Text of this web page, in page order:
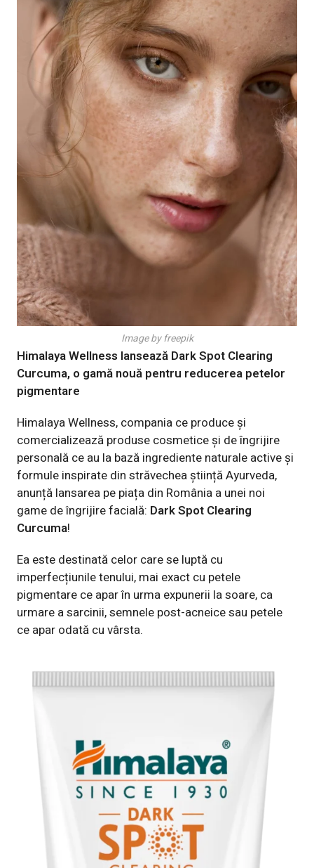
Image by freepik
Himalaya Wellness lansează Dark Spot Clearing
Curcuma, o gamă nouă pentru reducerea petelor
pigmentare
Himalaya Wellness, compania ce produce și
comercializează produse cosmetice și de îngrijire
personală ce au la bază ingrediente naturale active și
formule inspirate din străvechea știință Ayurveda,
anunță lansarea pe piața din România a unei noi
game de îngrijire facială: Dark Spot Clearing
Curcuma!
Ea este destinată celor care se luptă cu
imperfecțiunile tenului, mai exact cu petele
pigmentare ce apar în urma expunerii la soare, ca
urmare a sarcinii, semnele post-acneice sau petele
ce apar odată cu vârsta.